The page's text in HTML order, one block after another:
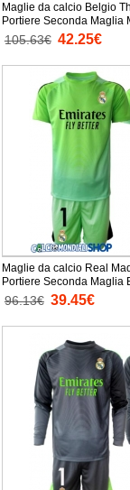
Maglie da calcio Belgio
Portiere Seconda Maglia
Corta
105.63€ 42.25€
Maglie da calcio Real
Portiere Seconda Maglia
Manica Corta + Pantaloni
96.13€ 39.45€